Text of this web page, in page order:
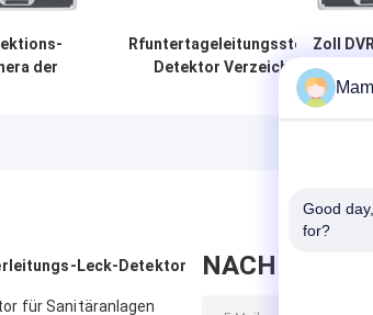
der
Rfuntertageleitungsstörungs-
Detektor Verzeichnisse
erdverlegten Rohrs PQWT
Zoll
der
Leck-Detektor
für Sanitäranlagen
NACHRICHT
Good
for?